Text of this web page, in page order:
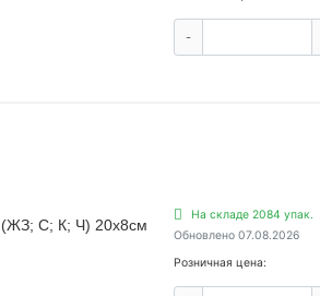
-
(ЖЗ; С; К; Ч) 20х8см
На складе 2084 упак.
Обновлено 07.08.2026
Розничная цена: